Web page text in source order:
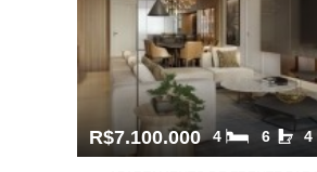
R$7.100.000 4
6
4